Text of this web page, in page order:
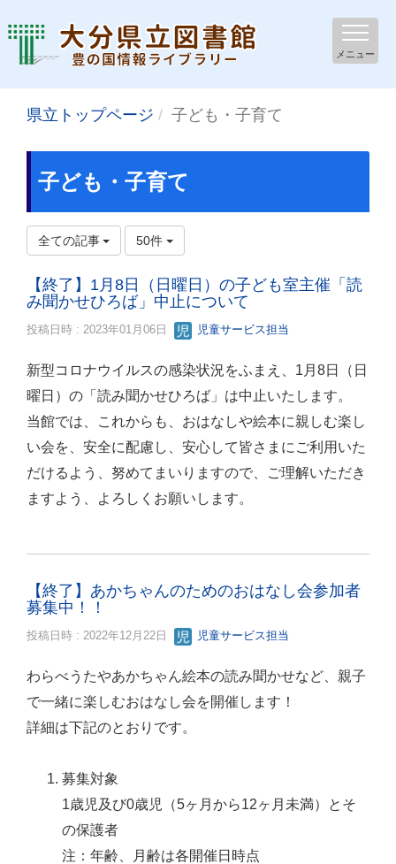
メニュー
県立トップページ 子ども・子育て
子ども・子育て
全ての記事 50件
【終了】1月8日（日曜日）の子ども室主催「読
み聞かせひろば」中止について
投稿日時 : 2023年01月06日 児童サービス担当
新型コロナウイルスの感染状況をふまえ、1月8日（日
曜日）の「読み聞かせひろば」は中止いたします。
当館では、これからも、おはなしや絵本に親しむ楽し
い会を、安全に配慮し、安心して皆さまにご利用いた
だけるよう、努めてまいりますので、ご理解いただき
ますよう、よろしくお願いします。
【終了】あかちゃんのためのおはなし会参加者
募集中！！
投稿日時 : 2022年12月22日 児童サービス担当
わらべうたやあかちゃん絵本の読み聞かせなど、親子
で一緒に楽しむおはなし会を開催します！
詳細は下記のとおりです。
募集対象
1歳児及び0歳児（5ヶ月から12ヶ月未満）とそ
の保護者
注：年齢、月齢は各開催日時点